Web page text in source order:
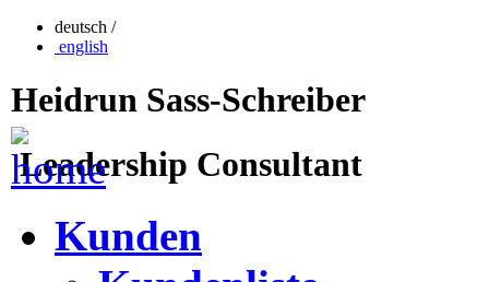
deutsch /
english
Heidrun Sass-Schreiber
Leadership Consultant
Kunden